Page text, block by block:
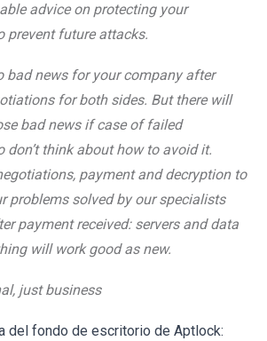
advice on protecting your
prevent future attacks.
bad news for your company after
for both sides. But there will
bad news if case of failed
don’t think about how to avoid it.
payment and decryption to
problems solved by our specialists
payment received: servers and data
will work good as new.
just business
del fondo de escritorio de Aptlock: